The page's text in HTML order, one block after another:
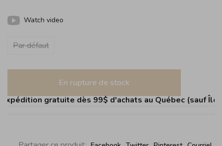
Watch video
Par défaut
En rupture de stock
gratuite dès 99$ d'achats au Québec (sauf Îles